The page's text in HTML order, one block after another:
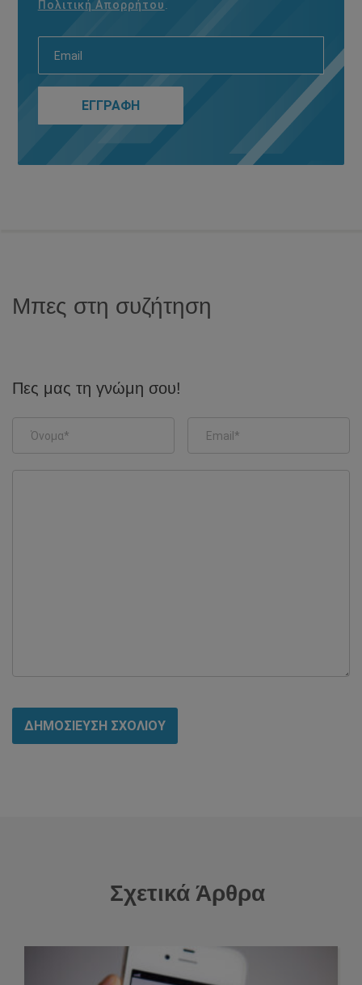
Πολιτική Απορρήτου
Μπες στη συζήτηση
Πες μας τη γνώμη σου!
Σχετικά Άρθρα